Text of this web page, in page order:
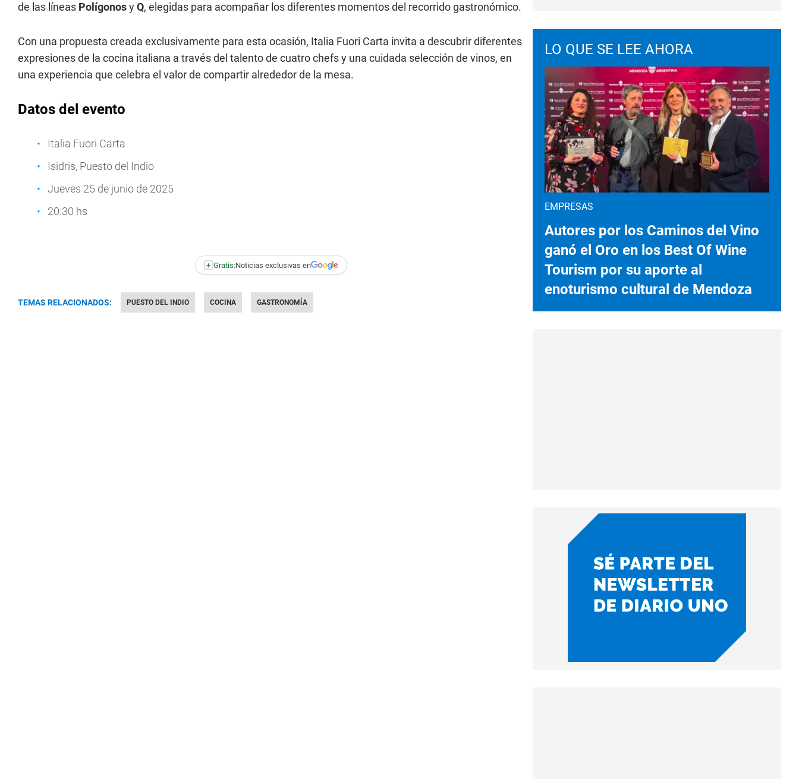
de las líneas PolígonosyQ, elegidas para acompañar los diferentes momentos del recorrido gastronómico.
Con una propuesta creada exclusivamente para esta ocasión, Italia Fuori Carta invita a descubrir diferentes
expresiones de la cocina italiana a través del talento de cuatro chefs y una cuidada selección de vinos, en
una experiencia que celebra el valor de compartir alrededor de la mesa.
Datos del evento
Italia Fuori Carta
Isidris, Puesto del Indio
Jueves 25 de junio de 2025
20:30 hs
+ Gratis:Noticias exclusivas en
TEMAS RELACIONADOS: PUESTO DEL INDIO COCINA GASTRONOMÍA
LO QUE SE LEE AHORA
EMPRESAS
Autores por los Caminos del Vino
ganó el Oro en los Best Of Wine
Tourism por su aporte al
enoturismo cultural de Mendoza